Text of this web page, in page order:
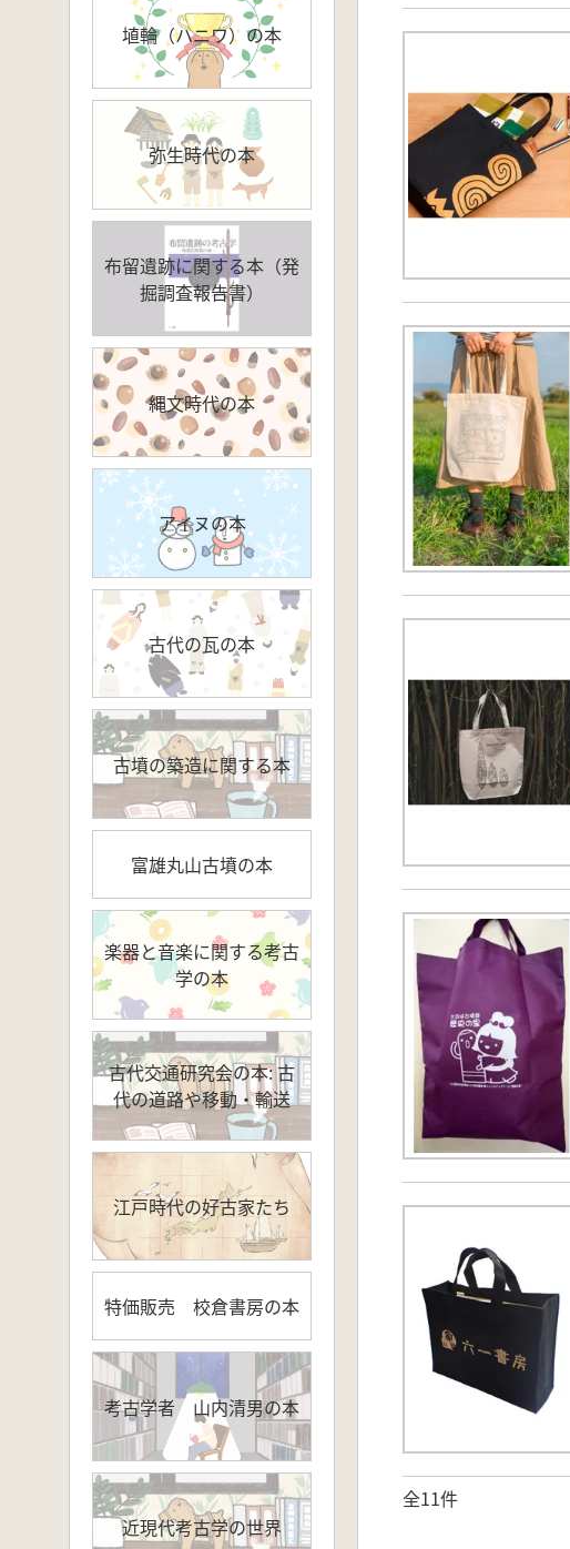
埴輪（ハニワ）の本
弥生時代の本
布留遺跡に関する本（発
掘調査報告書）
縄文時代の本
アイヌの本
古代の瓦の本
古墳の築造に関する本
富雄丸山古墳の本
楽器と音楽に関する考古
学の本
古代交通研究会の本: 古
代の道路や移動・輸送
江戸時代の好古家たち
特価販売 校倉書房の本
考古学者 山内清男の本
近現代考古学の世界
全11件